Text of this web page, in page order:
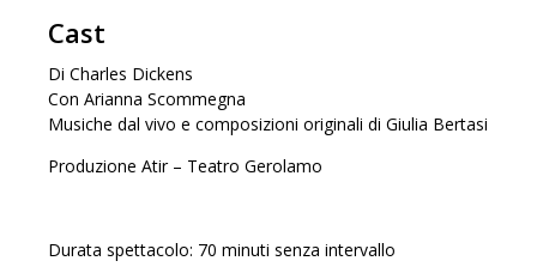
Cast
Di Charles Dickens
Con Arianna Scommegna
Musiche dal vivo e composizioni originali di Giulia Bertasi
Produzione Atir – Teatro Gerolamo
Durata spettacolo: 70 minuti senza intervallo